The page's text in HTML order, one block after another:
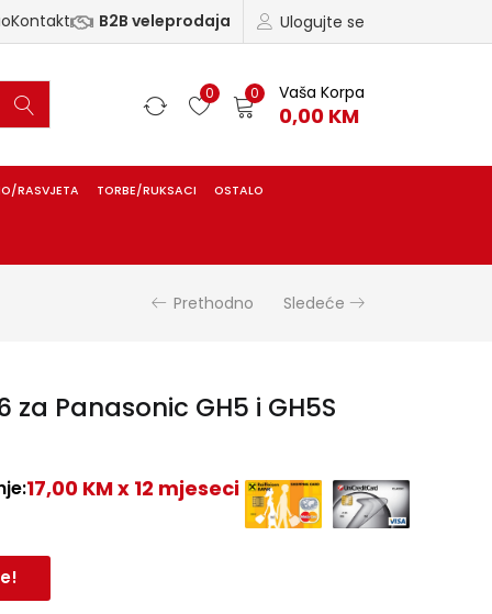
Ulogujte se
Kontakt B2B veleprodaja
0 0 Vaša Korpa
0,00 KM
RASVJETA TORBE/RUKSACI OSTALO
Prethodno Sledeće
za Panasonic GH5 i GH5S
17,00 KM x 12 mjeseci